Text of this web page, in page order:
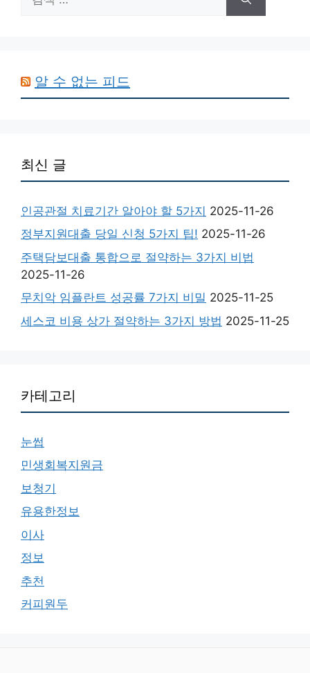
색:
알 수 없는 피드
최신 글
인공관절 치료기간 알아야 할 5가지 2025-11-26
정부지원대출 당일 신청 5가지 팁! 2025-11-26
주택담보대출 통합으로 절약하는 3가지 비법
2025-11-26
무치악 임플란트 성공률 7가지 비밀 2025-11-25
세스코 비용 상가 절약하는 3가지 방법 2025-11-25
카테고리
눈썹
민생회복지원금
보청기
유용한정보
이사
정보
추천
커피원두